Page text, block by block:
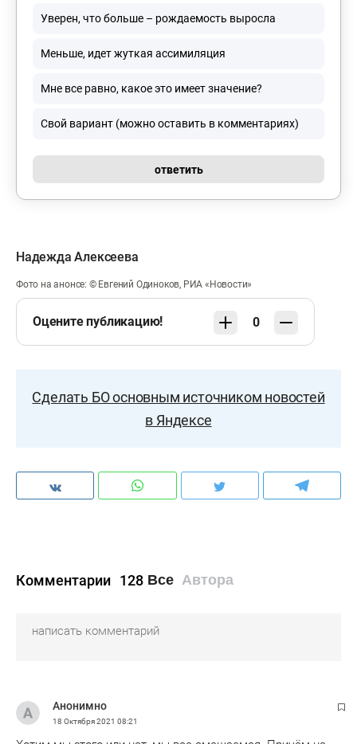
Уверен, что больше – рождаемость выросла
Меньше, идет жуткая ассимиляция
Мне все равно, какое это имеет значение?
Свой вариант (можно оставить в комментариях)
ответить
Надежда Алексеева
Фото на анонсе: © Евгений Одиноков, РИА «Новости»
Оцените публикацию! 0
Сделать БО основным источником новостей
в Яндексе
Комментарии 128 Все Автора
Анонимно
18 Октября 2021 08:21